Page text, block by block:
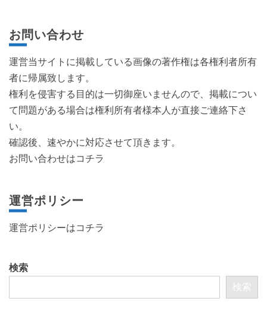
お問い合わせ
運営当サイトに掲載している画像の著作権は各権利者所有
者に帰属致します。
権利を侵害する目的は一切御座いませんので、掲載につい
て問題がある場合は権利所有者様本人が直接ご連絡下さ
い。
確認後、速やかに対応させて頂きます。
お問い合わせはコチラ
運営ポリシー
運営ポリシーはコチラ
検索
検索